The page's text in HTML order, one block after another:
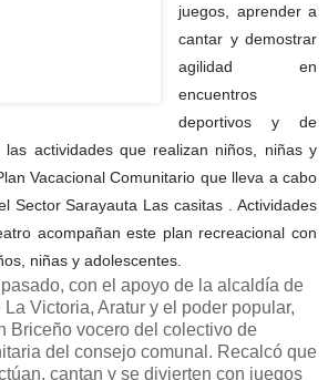
juegos, aprender a
cantar y demostrar
agilidad en
encuentros
deportivos y de
actividades que realizan niños, niñas y
Vacacional Comunitario que lleva a cabo
Sector Sarayauta Las casitas . Actividades
acompañan este plan recreacional con
niñas y adolescentes.
con el apoyo de la alcaldía de
Victoria, Aratur y el poder popular,
Briceño vocero del colectivo de
del consejo comunal. Recalcó que
cantan y se divierten con juegos